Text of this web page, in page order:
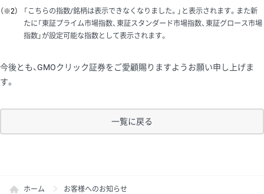
（※2）
「こちらの指数/銘柄は表示できなくなりました。」と表示されます。また新
たに「東証プライム市場指数、東証スタンダード市場指数、東証グロース市場
指数」が設定可能な指数として表示されます。
今後とも、GMOクリック証券をご愛顧賜りますようお願い申し上げま
す。
一覧に戻る
ホーム お客様へのお知らせ